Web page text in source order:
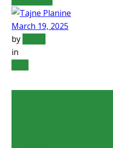
March 19, 2025
by
in